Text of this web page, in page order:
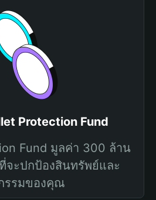
Protection Fund
Fund มูลค่า 300 ล้าน
จะปกป้องสินทรัพย์และ
รรมของคุณ